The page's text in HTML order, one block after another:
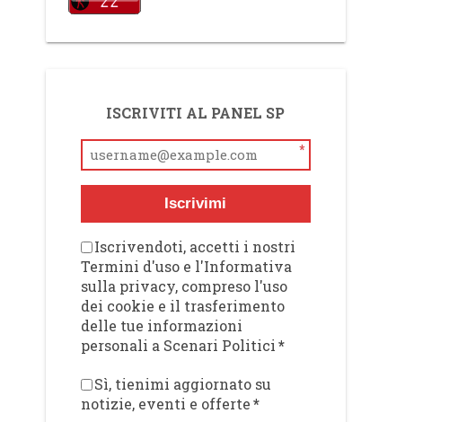
ISCRIVITI AL PANEL SP
*
Iscrivimi
Iscrivendoti, accetti i nostri
Termini d'uso e l'Informativa
sulla privacy, compreso l'uso
dei cookie e il trasferimento
delle tue informazioni
personali a Scenari Politici*
Sì, tienimi aggiornato su
notizie, eventi e offerte*